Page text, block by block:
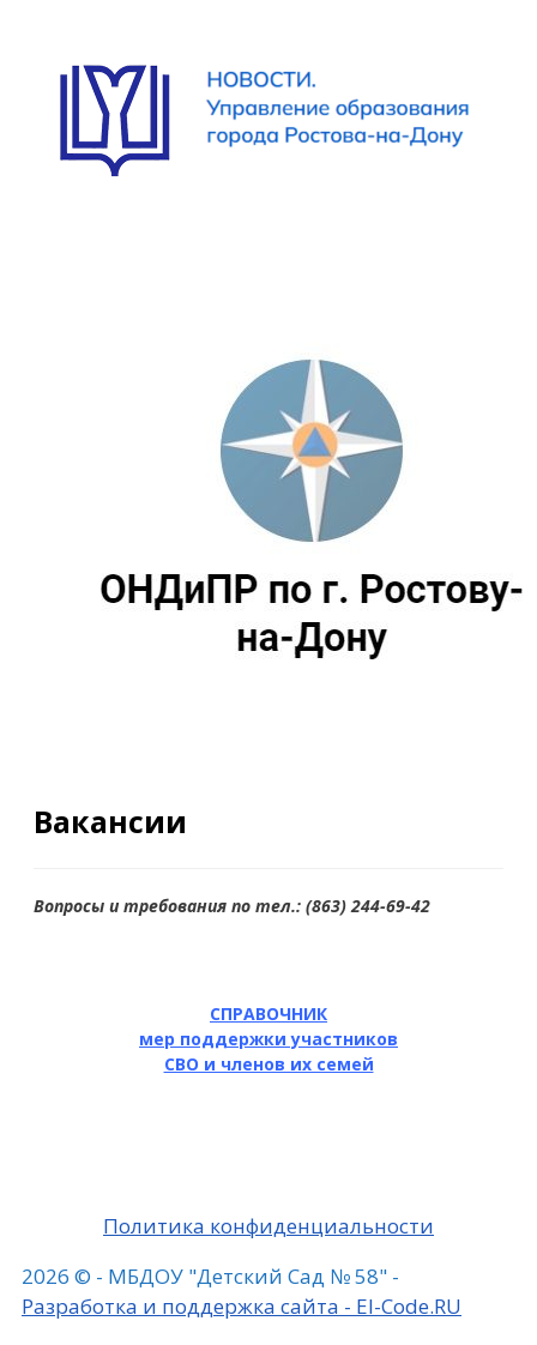
Вакансии
Вопросы и требования по тел.: (863) 244-69-42
СПРАВОЧНИК
мер поддержки участников
СВО и членов их семей
Политика конфиденциальности
2026 © - МБДОУ "Детский Сад № 58" -
Разработка и поддержка сайта - El-Code.RU